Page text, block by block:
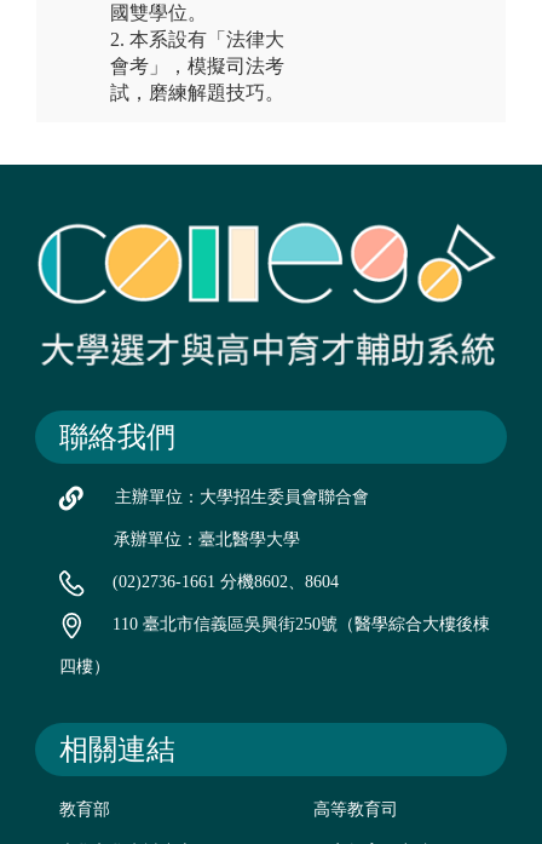
國雙學位。
2. 本系設有「法律大
會考」，模擬司法考
試，磨練解題技巧。
聯絡我們
主辦單位：大學招生委員會聯合會
承辦單位：臺北醫學大學
(02)2736-1661 分機8602、8604
110 臺北市信義區吳興街250號（醫學綜合大樓後棟
四樓）
相關連結
教育部 高等教育司